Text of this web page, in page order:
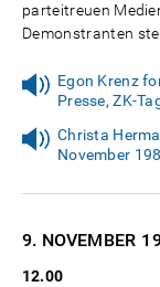
parteitreuen
Demonstranten
Egon Krenz
Presse, ZK-
Christa
November
9. NOVEMBER
12.00